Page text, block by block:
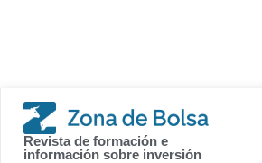
Revista de formación e
información sobre inversión